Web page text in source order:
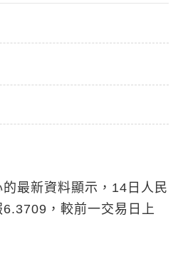
最新資料顯示，14日人民
，較前一交易日上